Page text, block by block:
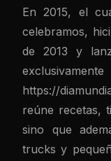
En 2015, el
celebramos,
de 2013 y
https://
reúne recetas,
sino que
trucks y